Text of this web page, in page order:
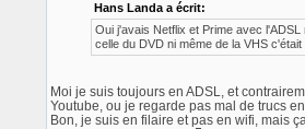
Hans Landa a écrit:
Oui j'avais Netflix et Prime avec
celle du DVD ni même de la VHS c'était
Moi je suis toujours en ADSL, et
Youtube, ou je regarde pas mal de trucs
Bon, je suis en filaire et pas en wifi, mais